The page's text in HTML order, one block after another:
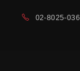
02-8025-